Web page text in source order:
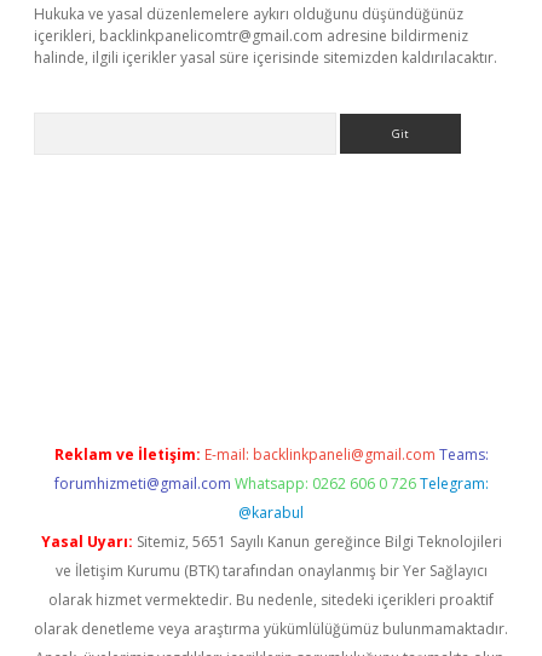
Hukuka ve yasal düzenlemelere aykırı olduğunu düşündüğünüz
içerikleri, backlinkpanelicomtr@gmail.com adresine bildirmeniz
halinde, ilgili içerikler yasal süre içerisinde sitemizden kaldırılacaktır.
Reklam ve İletişim: E-mail: backlinkpaneli@gmail.com Teams:
forumhizmeti@gmail.com Whatsapp: 0262 606 0 726 Telegram:
@karabul
Yasal Uyarı: Sitemiz, 5651 Sayılı Kanun gereğince Bilgi Teknolojileri
ve İletişim Kurumu (BTK) tarafından onaylanmış bir Yer Sağlayıcı
olarak hizmet vermektedir. Bu nedenle, sitedeki içerikleri proaktif
olarak denetleme veya araştırma yükümlülüğümüz bulunmamaktadır.